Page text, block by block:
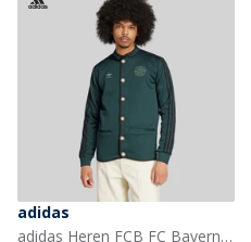
adidas
adidas Heren FCB FC Bayern München Authentieke Janker Shadow Green